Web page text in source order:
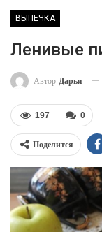
ВЫПЕЧКА
Ленивые
Автор Дарья
0
197
Поделится